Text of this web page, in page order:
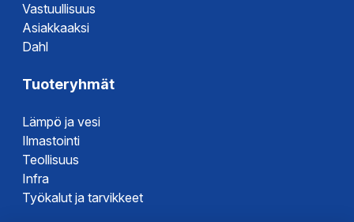
Vastuullisuus
Asiakkaaksi
Dahl
Tuoteryhmät
Lämpö ja vesi
Ilmastointi
Teollisuus
Infra
Työkalut ja tarvikkeet